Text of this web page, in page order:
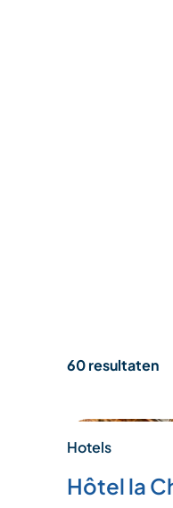
60 resultaten
Hotels
Hôtel la